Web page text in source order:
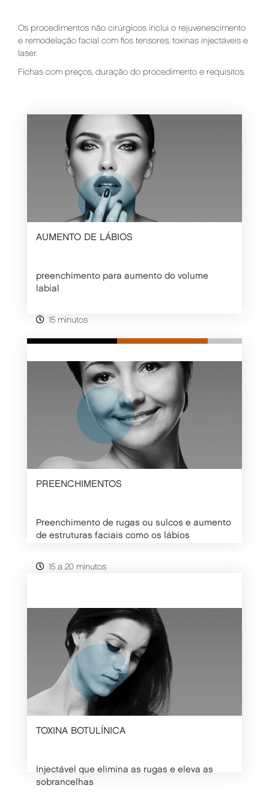
Os procedimentos não cirúrgicos inclui o rejuvenescimento
e remodelação facial com fios tensores, toxinas injectáveis e
laser.
Fichas com preços, duração do procedimento e requisitos.
AUMENTO DE LÁBIOS
preenchimento para aumento do volume
labial
15 minutos
PREENCHIMENTOS
Preenchimento de rugas ou sulcos e aumento
de estruturas faciais como os lábios
15 a 20 minutos
TOXINA BOTULÍNICA
Injectável que elimina as rugas e eleva as
sobrancelhas